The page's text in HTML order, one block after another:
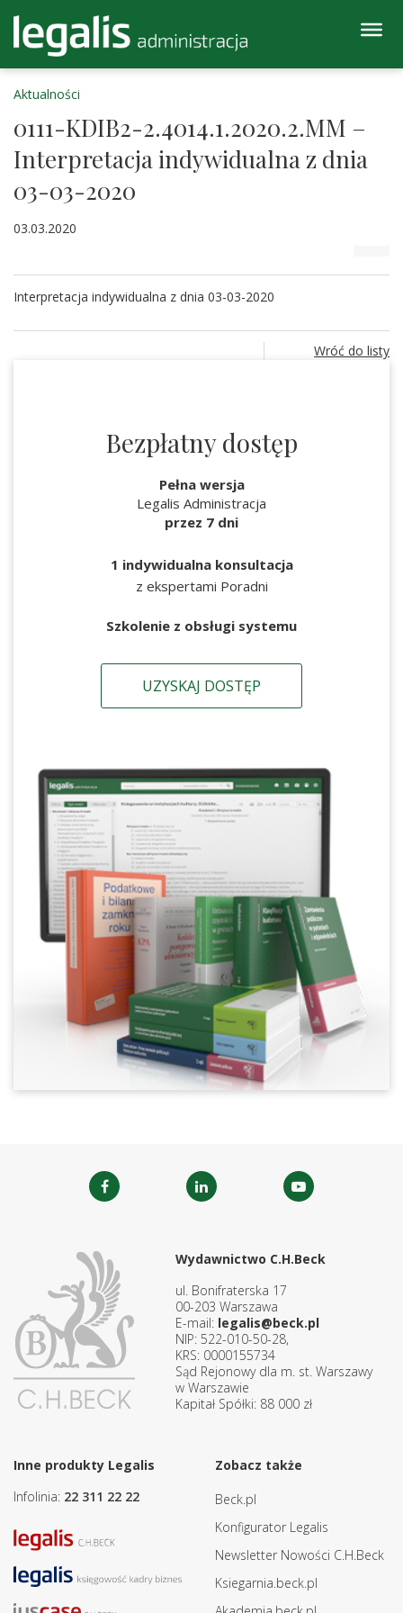
Aktualności
0111-KDIB2-2.4014.1.2020.2.MM –
Interpretacja indywidualna z dnia
03-03-2020
03.03.2020
Interpretacja indywidualna z dnia 03-03-2020
Wróć do listy
Bezpłatny dostęp
Pełna wersja
Legalis Administracja
przez 7 dni
1 indywidualna konsultacja
z ekspertami Poradni
Szkolenie z obsługi systemu
UZYSKAJ DOSTĘP
Wydawnictwo C.H.Beck
ul. Bonifraterska 17
00-203 Warszawa
E-mail: legalis@beck.pl
NIP: 522-010-50-28,
KRS: 0000155734
Sąd Rejonowy dla m. st. Warszawy
w Warszawie
Kapitał Spółki: 88 000 zł
Inne produkty Legalis
Infolinia: 22 311 22 22
Zobacz także
Beck.pl
Konfigurator Legalis
Newsletter Nowości C.H.Beck
Ksiegarnia.beck.pl